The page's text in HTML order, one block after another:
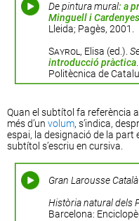
De pintura mural: a
Minguell i Cardenyes
Lleida; Pagès, 2001.
Sayrol, Elisa (ed.).
introducció pràctica
Politècnica de
Quan el subtítol fa referència
més d’un volum, s’indica,
espai, la designació de la part
subtítol s’escriu en cursiva.
Gran Larousse Català
Història natural dels
Barcelona: